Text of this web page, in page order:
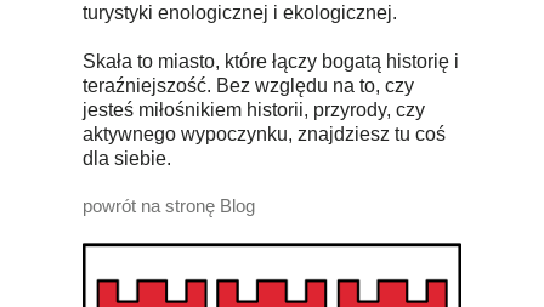
turystyki enologicznej i ekologicznej.
Skała to miasto, które łączy bogatą historię i
teraźniejszość. Bez względu na to, czy
jesteś miłośnikiem historii, przyrody, czy
aktywnego wypoczynku, znajdziesz tu coś
dla siebie.
powrót na stronę Blog